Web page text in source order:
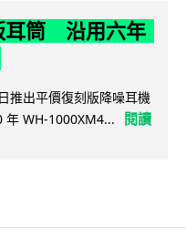
耳筒 沿用六年
推出平價復刻版降噪耳機
年 WH-1000XM4...
閱讀